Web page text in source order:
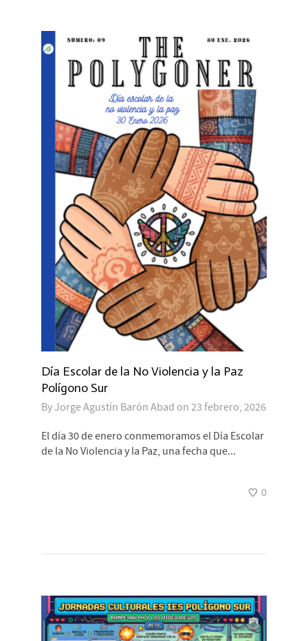
Día Escolar de la No Violencia y la Paz
Polígono Sur
ByJorge Agustín Barón Abad on 23 febrero, 2026
El día 30 de enero conmemoramos el Día Escolar
de la No Violencia y la Paz, una fecha que...
0